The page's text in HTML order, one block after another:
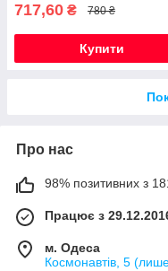
717,60 ₴ 780 ₴
Купити
Про нас
98% позитивних з
Працює з
м. Одеса
Космонавтів, 5